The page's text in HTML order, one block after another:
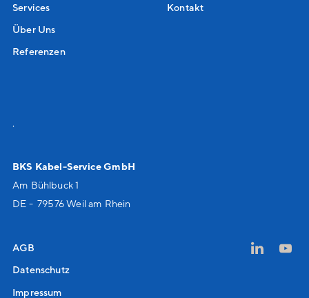
Services
Über Uns
Referenzen
Kontakt
.
BKS Kabel-Service GmbH
Am Bühlbuck 1
DE - 79576 Weil am Rhein
AGB
Datenschutz
Impressum